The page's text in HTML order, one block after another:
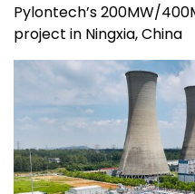
Pylontech’s 200MW/
project in Ningxia, China